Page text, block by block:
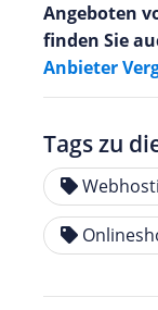
Angeboten
finden Sie
Anbieter
Tags zu